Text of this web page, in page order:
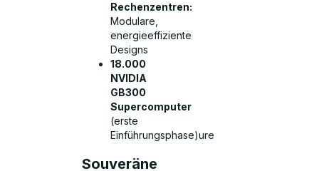
Rechenzentren:
Modulare,
energieeffiziente
Designs
18.000
NVIDIA
GB300
Supercomputer
(erste
Einführungsphase)ure
Souveräne